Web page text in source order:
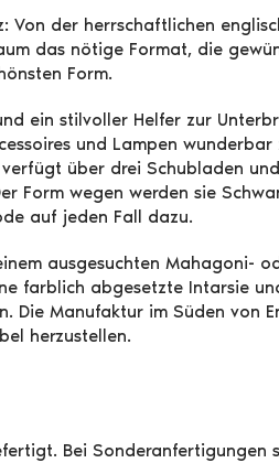
Von der herrschaftlichen
das nötige Format, die
Form.
ein stilvoller Helfer zur
und Lampen
über drei Schubladen
Form wegen werden sie
auf jeden Fall dazu.
ausgesuchten Mahagoni-
farblich abgesetzte Intarsie
Die Manufaktur im Süden von
herzustellen.
Bei